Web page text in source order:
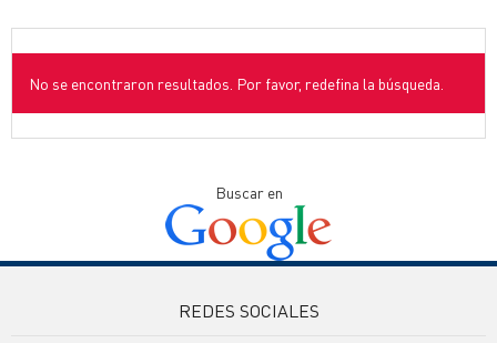
No se encontraron resultados. Por favor, redefina la búsqueda.
Buscar en
REDES SOCIALES